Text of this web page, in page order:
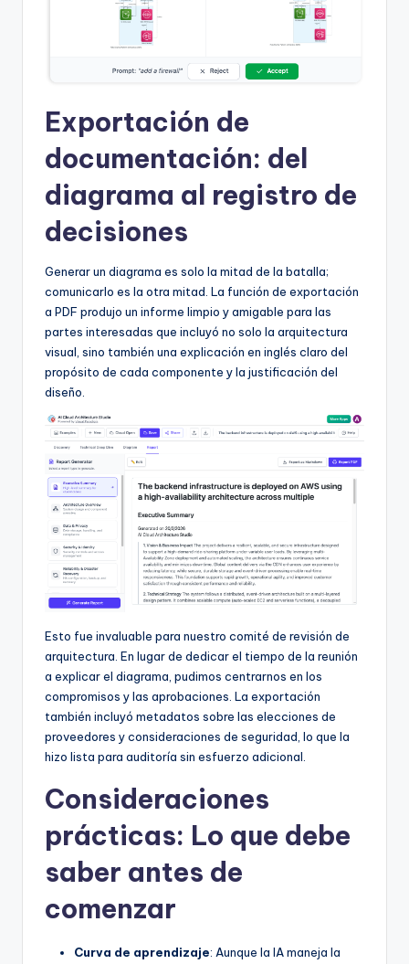
Exportación de
documentación: del
diagrama al registro de
decisiones
Generar un diagrama es solo la mitad de la batalla;
comunicarlo es la otra mitad. La función de exportación
a PDF produjo un informe limpio y amigable para las
partes interesadas que incluyó no solo la arquitectura
visual, sino también una explicación en inglés claro del
propósito de cada componente y la justificación del
diseño.
Esto fue invaluable para nuestro comité de revisión de
arquitectura. En lugar de dedicar el tiempo de la reunión
a explicar el diagrama, pudimos centrarnos en los
compromisos y las aprobaciones. La exportación
también incluyó metadatos sobre las elecciones de
proveedores y consideraciones de seguridad, lo que la
hizo lista para auditoría sin esfuerzo adicional.
Consideraciones
prácticas: Lo que debe
saber antes de
comenzar
Curva de aprendizaje: Aunque la IA maneja la